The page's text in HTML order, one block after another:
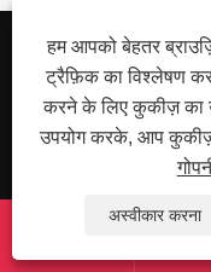
हमारे बारे में
उत्पादों
हम आपको बेहतर
ट्रैफ़िक का विश्लेषण
करने के लिए कुकीज़ का
उपयोग करके, आप
अस्वीकार करना